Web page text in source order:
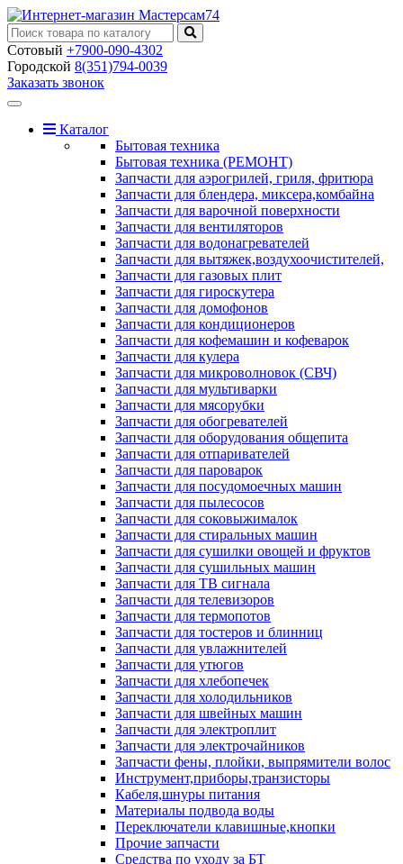
Сотовый +7900-090-4302
Городской 8(351)794-0039
Заказать звонок
Toggle
navigationКаталог
Бытовая техника
Бытовая техника (РЕМОНТ)
Запчасти для аэрогрилей, гриля, фритюра
Запчасти для блендера, миксера,комбайна
Запчасти для варочной поверхности
Запчасти для вентиляторов
Запчасти для водонагревателей
Запчасти для вытяжек,воздухоочистителей,
Запчасти для газовых плит
Запчасти для гироскутера
Запчасти для домофонов
Запчасти для кондиционеров
Запчасти для кофемашин и кофеварок
Запчасти для кулера
Запчасти для микроволновок (СВЧ)
Запчасти для мультиварки
Запчасти для мясорубки
Запчасти для обогревателей
Запчасти для оборудования общепита
Запчасти для отпаривателей
Запчасти для пароварок
Запчасти для посудомоечных машин
Запчасти для пылесосов
Запчасти для соковыжималок
Запчасти для стиральных машин
Запчасти для сушилки овощей и фруктов
Запчасти для сушильных машин
Запчасти для ТВ сигнала
Запчасти для телевизоров
Запчасти для термопотов
Запчасти для тостеров и блинниц
Запчасти для увлажнителей
Запчасти для утюгов
Запчасти для хлебопечек
Запчасти для холодильников
Запчасти для швейных машин
Запчасти для электроплит
Запчасти для электрочайников
Запчасти фены, плойки, выпрямители волос
Инструмент,приборы,транзисторы
Кабеля,шнуры питания
Материалы подвода воды
Переключатели клавишные,кнопки
Прочие запчасти
Средства по уходу за БТ